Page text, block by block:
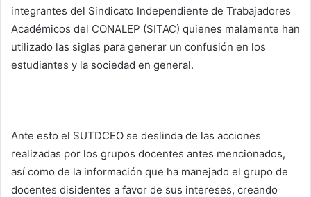
integrantes del Sindicato Independiente de Trabajadores
Académicos del CONALEP (SITAC) quienes malamente han
utilizado las siglas para generar un confusión en los
estudiantes y la sociedad en general.
Ante esto el SUTDCEO se deslinda de las acciones
realizadas por los grupos docentes antes mencionados,
así como de la información que ha manejado el grupo de
docentes disidentes a favor de sus intereses, creando